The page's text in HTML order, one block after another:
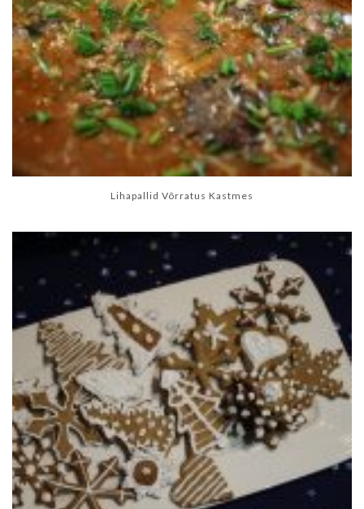
Lihapallid Võrratus Kastmes